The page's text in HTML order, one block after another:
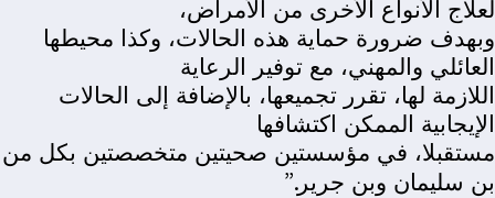
لعلاج الأنواع الأخرى من الأمراض،
وبهدف ضرورة حماية هذه الحالات، وكذا محيطها
العائلي والمهني، مع توفير الرعاية
اللازمة لها، تقرر تجميعها، بالإضافة إلى الحالات
الإيجابية الممكن اكتشافها
مستقبلا، في مؤسستين صحيتين متخصصتين بكل من
بن سليمان وبن جرير”.